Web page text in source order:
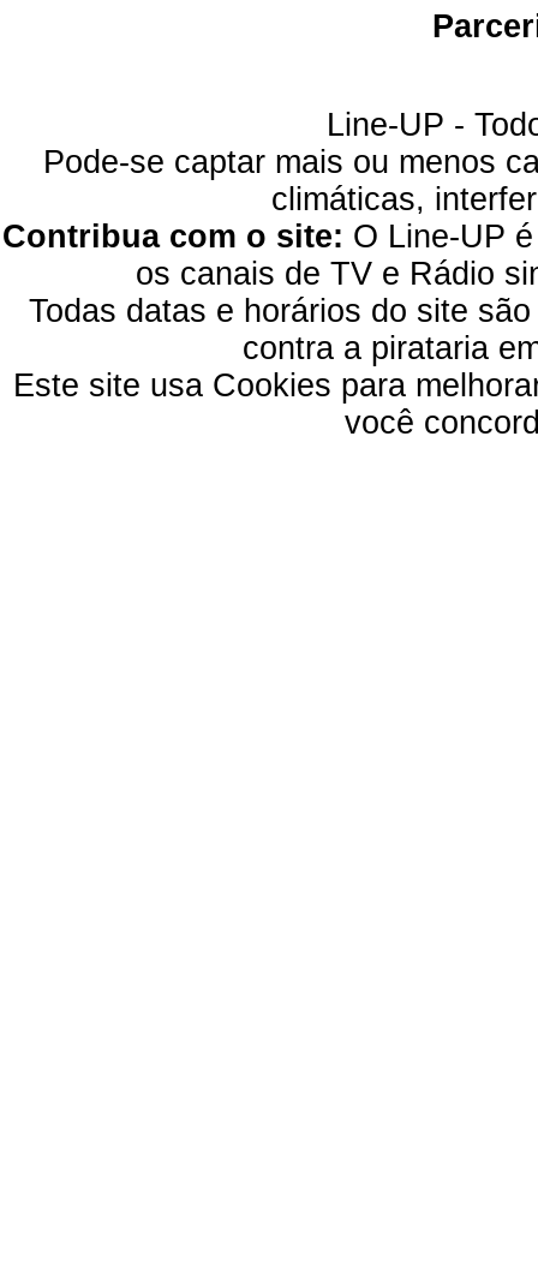
Line-UP -
Pode-se captar mais ou menos
climáticas,
Contribua com o site: O Line-UP
os canais de TV e Rádio
Todas datas e horários do site
contra a pirataria
Este site usa Cookies para
você